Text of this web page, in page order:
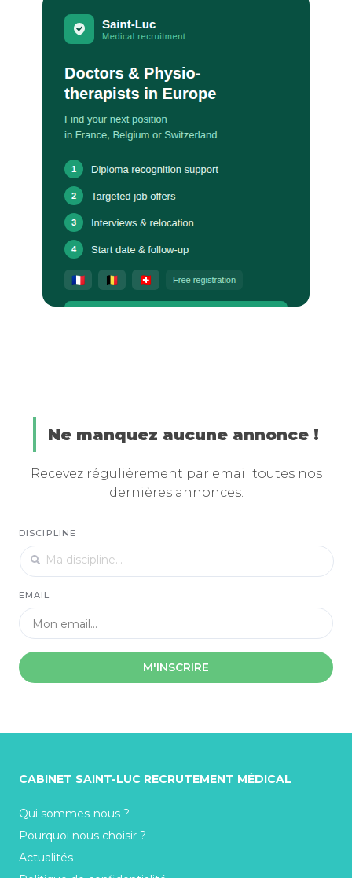
Ne manquez aucune annonce !
Recevez régulièrement par email toutes nos
dernières annonces.
DISCIPLINE
EMAIL
M'INSCRIRE
CABINET SAINT-LUC RECRUTEMENT MÉDICAL
Qui sommes-nous ?
Pourquoi nous choisir ?
Actualités